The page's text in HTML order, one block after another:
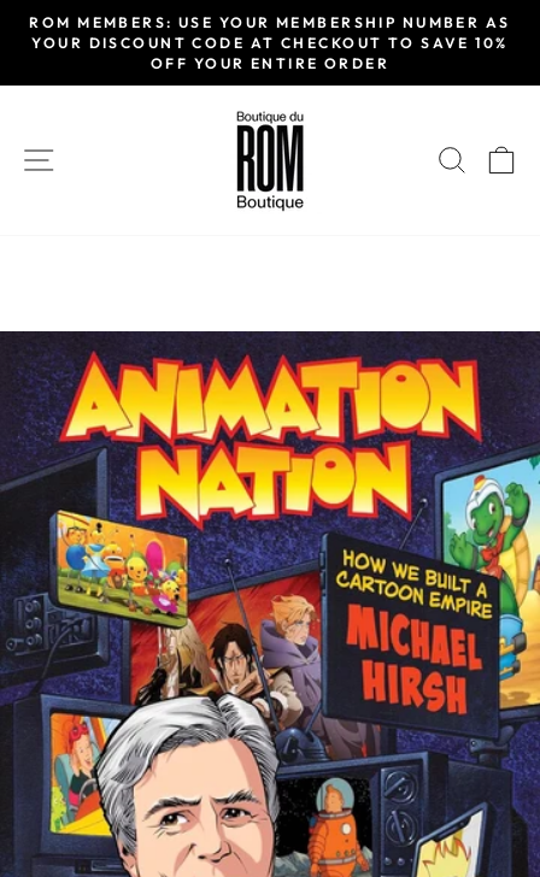
Passer
Diaporama
Pause
ROM MEMBERS: USE YOUR MEMBERSHIP NUMBER AS
YOUR DISCOUNT CODE AT CHECKOUT TO SAVE 10%
OFF YOUR ENTIRE ORDER